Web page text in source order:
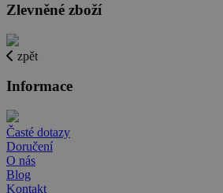
Zlevněné zboží
zpět
Informace
Časté dotazy
Doručení
O nás
Blog
Kontakt